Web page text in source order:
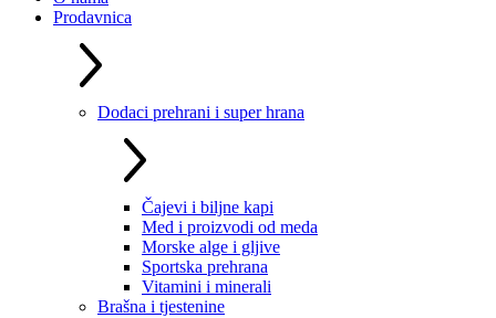
Prodavnica
Dodaci prehrani i super hrana
Čajevi i biljne kapi
Med i proizvodi od meda
Morske alge i gljive
Sportska prehrana
Vitamini i minerali
Brašna i tjestenine